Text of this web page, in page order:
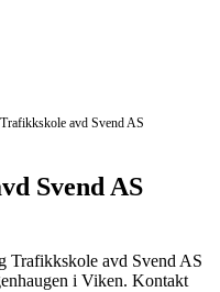
avd Svend AS
Svend AS
Trafikkskole avd Svend AS
i Viken. Kontakt